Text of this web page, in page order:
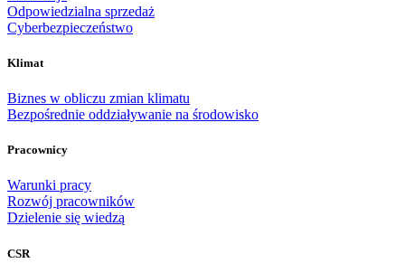
Odpowiedzialna sprzedaż
Cyberbezpieczeństwo
Klimat
Biznes w obliczu zmian klimatu
Bezpośrednie oddziaływanie na środowisko
Pracownicy
Warunki pracy
Rozwój pracowników
Dzielenie się wiedzą
CSR